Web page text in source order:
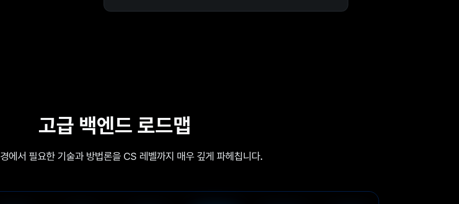
고급 백엔드 로드맵
에서 필요한 기술과 방법론을 CS 레벨까지 매우 깊게 파헤칩니다.